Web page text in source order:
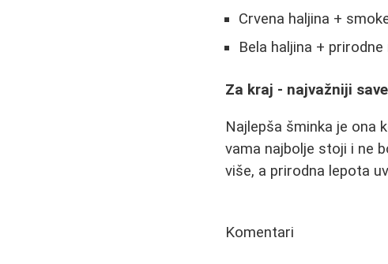
Crvena haljina +
Bela haljina +
Za kraj - najvažniji
Najlepša šminka je ona
vama najbolje stoji i ne
više, a prirodna lepota
Komentari